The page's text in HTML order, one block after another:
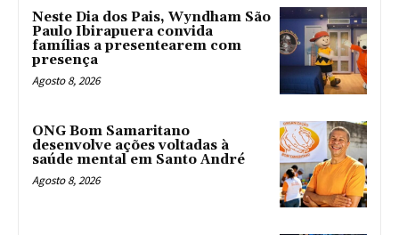
Neste Dia dos Pais, Wyndham São
Paulo Ibirapuera convida
famílias a presentearem com
presença
Agosto 8, 2026
ONG Bom Samaritano
desenvolve ações voltadas à
saúde mental em Santo André
Agosto 8, 2026